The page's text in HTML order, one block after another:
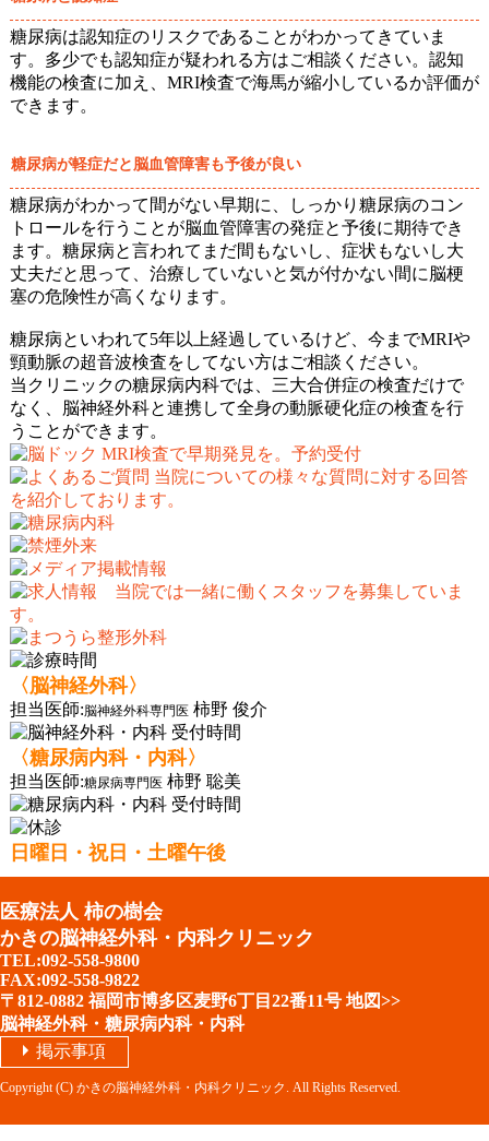
糖尿病は認知症のリスクであることがわかってきていま
す。多少でも認知症が疑われる方はご相談ください。認知
機能の検査に加え、MRI検査で海馬が縮小しているか評価が
できます。
糖尿病が軽症だと脳血管障害も予後が良い
糖尿病がわかって間がない早期に、しっかり糖尿病のコン
トロールを行うことが脳血管障害の発症と予後に期待でき
ます。糖尿病と言われてまだ間もないし、症状もないし大
丈夫だと思って、治療していないと気が付かない間に脳梗
塞の危険性が高くなります。
糖尿病といわれて5年以上経過しているけど、今までMRIや
頸動脈の超音波検査をしてない方はご相談ください。
当クリニックの糖尿病内科では、三大合併症の検査だけで
なく、脳神経外科と連携して全身の動脈硬化症の検査を行
うことができます。
〈脳神経外科〉
担当医師:脳神経外科専門医柿野 俊介
〈糖尿病内科・内科〉
担当医師:糖尿病専門医柿野 聡美
日曜日・祝日・土曜午後
医療法人 柿の樹会
かきの脳神経外科・内科クリニック
TEL:092-558-9800
FAX:092-558-9822
〒812-0882 福岡市博多区麦野6丁目22番11号 地図>>
脳神経外科・糖尿病内科・内科
掲示事項
Copyright (C) かきの脳神経外科・内科クリニック . All Rights Reserved.